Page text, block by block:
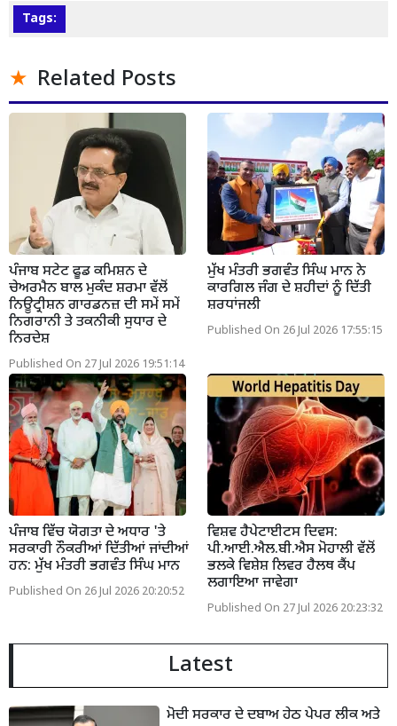
Tags:
Related Posts
ਪੰਜਾਬ ਸਟੇਟ ਫੂਡ ਕਮਿਸ਼ਨ ਦੇ
ਚੇਅਰਮੈਨ ਬਾਲ ਮੁਕੰਦ ਸ਼ਰਮਾ ਵੱਲੋਂ
ਨਿਊਟ੍ਰੀਸ਼ਨ ਗਾਰਡਨਜ਼ ਦੀ ਸਮੇਂ ਸਮੇਂ
ਨਿਗਰਾਨੀ ਤੇ ਤਕਨੀਕੀ ਸੁਧਾਰ ਦੇ
ਨਿਰਦੇਸ਼
Published On 27 Jul 2026 19:51:14
ਮੁੱਖ ਮੰਤਰੀ ਭਗਵੰਤ ਸਿੰਘ ਮਾਨ ਨੇ
ਕਾਰਗਿਲ ਜੰਗ ਦੇ ਸ਼ਹੀਦਾਂ ਨੂੰ ਦਿੱਤੀ
ਸ਼ਰਧਾਂਜਲੀ
Published On 26 Jul 2026 17:55:15
ਪੰਜਾਬ ਵਿੱਚ ਯੋਗਤਾ ਦੇ ਅਧਾਰ 'ਤੇ
ਸਰਕਾਰੀ ਨੌਕਰੀਆਂ ਦਿੱਤੀਆਂ ਜਾਂਦੀਆਂ
ਹਨ: ਮੁੱਖ ਮੰਤਰੀ ਭਗਵੰਤ ਸਿੰਘ ਮਾਨ
Published On 26 Jul 2026 20:20:52
ਵਿਸ਼ਵ ਹੈਪੇਟਾਈਟਸ ਦਿਵਸ:
ਪੀ.ਆਈ.ਐਲ.ਬੀ.ਐਸ ਮੋਹਾਲੀ ਵੱਲੋਂ
ਭਲਕੇ ਵਿਸ਼ੇਸ਼ ਲਿਵਰ ਹੈਲਥ ਕੈਂਪ
ਲਗਾਇਆ ਜਾਵੇਗਾ
Published On 27 Jul 2026 20:23:32
Latest
ਮੋਦੀ ਸਰਕਾਰ ਦੇ ਦਬਾਅ ਹੇਠ ਪੇਪਰ ਲੀਕ ਅਤੇ